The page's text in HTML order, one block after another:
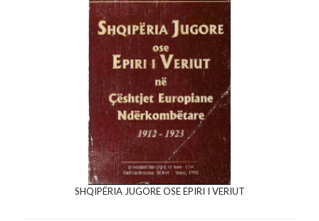
SHQIPËRIA JUGORE OSE EPIRI I VERIUT